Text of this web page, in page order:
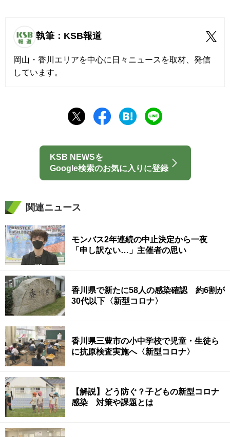
執筆：KSB報道
岡山・香川エリアを中心に日々ニュースを取材、発信
しています。
KSB NEWSを
Google検索のお気に入りに登録
関連ニュース
モンバス2年連続の中止決定から一夜
「申し訳ない…」主催者の思い
香川県で新たに58人の感染確認 約6割が
30代以下〈新型コロナ〉
香川県三豊市の小中学校で児童・生徒ら
に抗原検査実施へ〈新型コロナ〉
【解説】どう防ぐ？子どもの新型コロナ
感染 対策や課題とは